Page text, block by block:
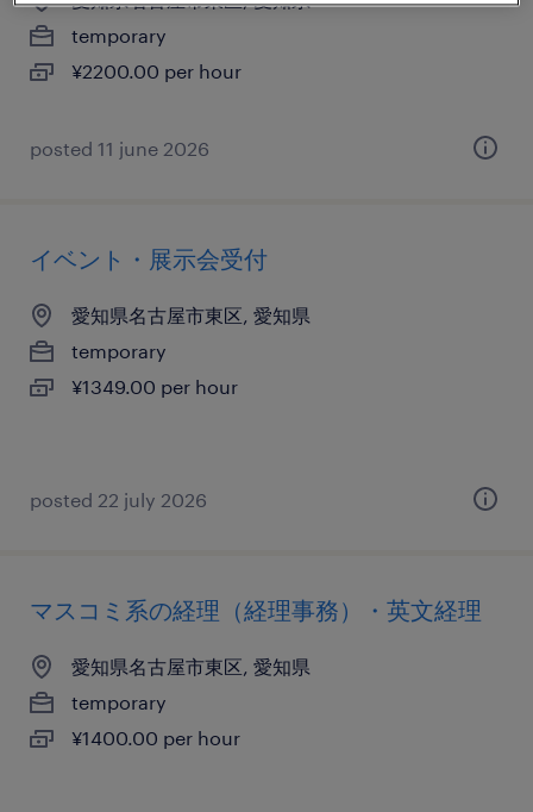
temporary
¥2200.00 per hour
posted 11 june 2026
イベント・展示会受付
愛知県名古屋市東区, 愛知県
temporary
¥1349.00 per hour
posted 22 july 2026
マスコミ系の経理（経理事務）・英文経理
愛知県名古屋市東区, 愛知県
temporary
¥1400.00 per hour